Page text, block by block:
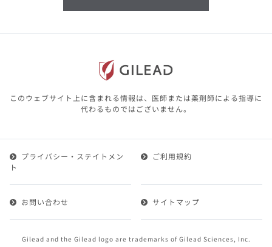
含む）の情報は、その製品またはその製品の
本サイト内の情報は、医師その他医療関係者
が行なうべきアドバイスやサービスを提供す
るものではありません。本サイトに表示され
ている情報は、決して、医師その他医療関係
1.会員とは、医療関係者の方で、本サービスの利用規約
ービスに登録を申し込みギリアドがこれを承認した方を
いいます。
けることができます。
このウェブサイト上に含まれる情報は、医師または薬剤師による指導に
代わるものではございません。
Gilead and the Gilead logo are trademarks of Gilead Sciences, Inc.
プライバシー・ステイトメン
ト
ご利用規約
お問い合わせ サイトマップ